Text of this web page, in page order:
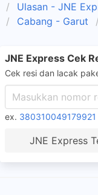
Ulasan - JNE
Cabang - Garut
JNE Express Cek
Cek resi dan lacak
ex. 380310049179921
JNE Express